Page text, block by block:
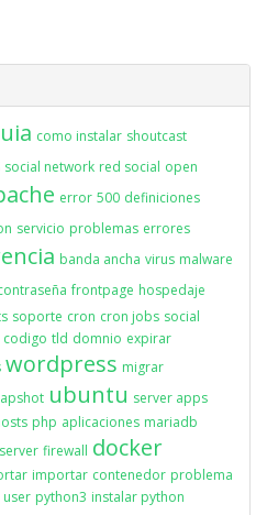
como instalar shoutcast
social network red social open
error 500 definiciones
servicio problemas errores
banda ancha virus malware
frontpage hospedaje
soporte cron cron jobs social
codigo tld domnio expirar
wordpress migrar
ubuntu server apps
php aplicaciones mariadb
firewall docker
importar contenedor problema
user python3 instalar python